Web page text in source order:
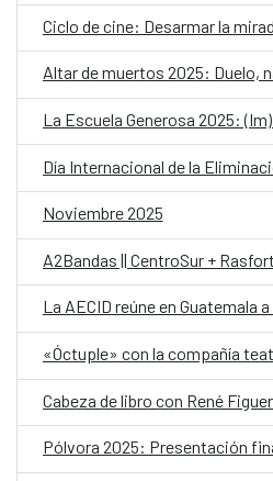
Ciclo de cine: Desarmar la
La Escuela Generosa 2025:
Noviembre 2025
A2Bandas || CentroSur +
Cabeza de libro con René
Pólvora 2025: Presentación